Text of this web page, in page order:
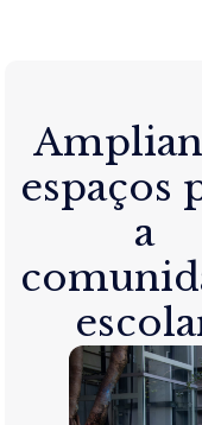
espaços
a